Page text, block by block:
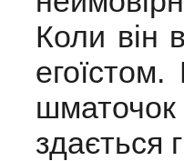
Коли він
здається